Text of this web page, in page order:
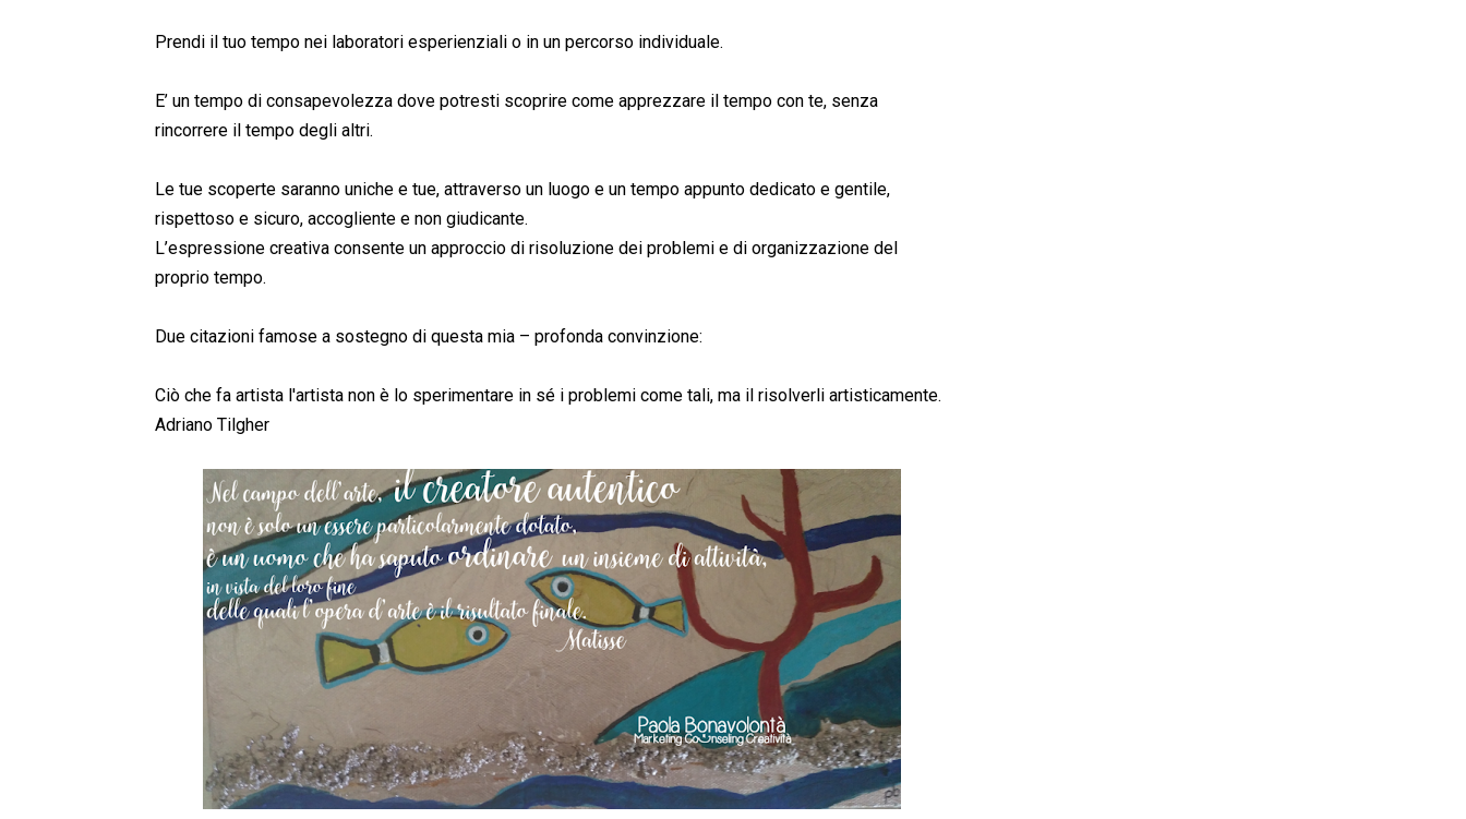
Prendi il tuo tempo nei laboratori esperienziali o in un percorso individuale.
E’ un tempo di consapevolezza dove potresti scoprire come apprezzare il tempo con te, senza
rincorrere il tempo degli altri.
Le tue scoperte saranno uniche e tue, attraverso un luogo e un tempo appunto dedicato e gentile,
rispettoso e sicuro, accogliente e non giudicante.
L’espressione creativa consente un approccio di risoluzione dei problemi e di organizzazione del
proprio tempo.
Due citazioni famose a sostegno di questa mia – profonda convinzione:
Ciò che fa artista l'artista non è lo sperimentare in sé i problemi come tali, ma il risolverli artisticamente.
Adriano Tilgher